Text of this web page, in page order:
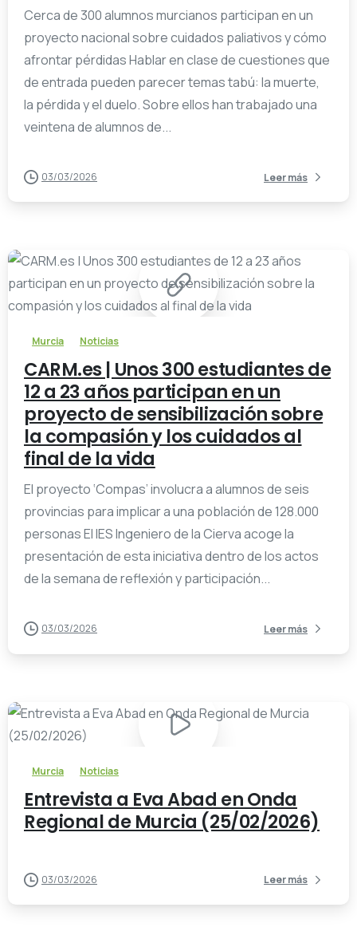
Cerca de 300 alumnos murcianos participan en un
proyecto nacional sobre cuidados paliativos y cómo
afrontar pérdidas Hablar en clase de cuestiones que
de entrada pueden parecer temas tabú: la muerte,
la pérdida y el duelo. Sobre ellos han trabajado una
veintena de alumnos de...
03/03/2026 Leer más
Murcia Noticias
CARM.es | Unos 300 estudiantes de
12 a 23 años participan en un
proyecto de sensibilización sobre
la compasión y los cuidados al
final de la vida
El proyecto ‘Compas’ involucra a alumnos de seis
provincias para implicar a una población de 128.000
personas El IES Ingeniero de la Cierva acoge la
presentación de esta iniciativa dentro de los actos
de la semana de reflexión y participación...
03/03/2026 Leer más
Murcia Noticias
Entrevista a Eva Abad en Onda
Regional de Murcia (25/02/2026)
03/03/2026 Leer más